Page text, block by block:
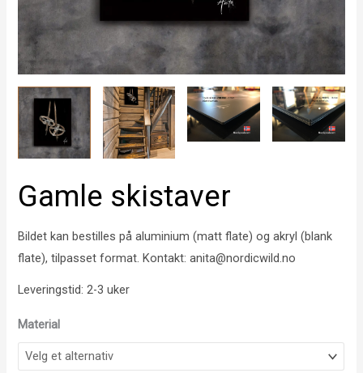
Gamle skistaver
Bildet kan bestilles på aluminium (matt flate) og akryl (blank
flate), tilpasset format. Kontakt: anita@nordicwild.no
Leveringstid: 2-3 uker
Material